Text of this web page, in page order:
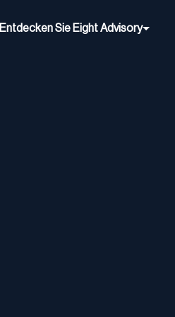
Entdecken Sie Eight Advisory